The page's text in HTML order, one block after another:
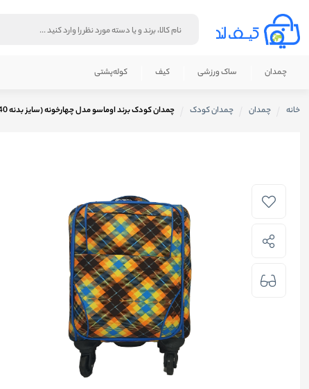
چمدان ساک ورزشی کیف کوله‌پشتی‌
خانه چمدان چمدان کودک چمدان کودک برند اوماسو مدل چهارخونه (سایز بدنه 40 در 30 سانتی متر)